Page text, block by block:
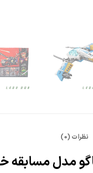
نظرات (0)